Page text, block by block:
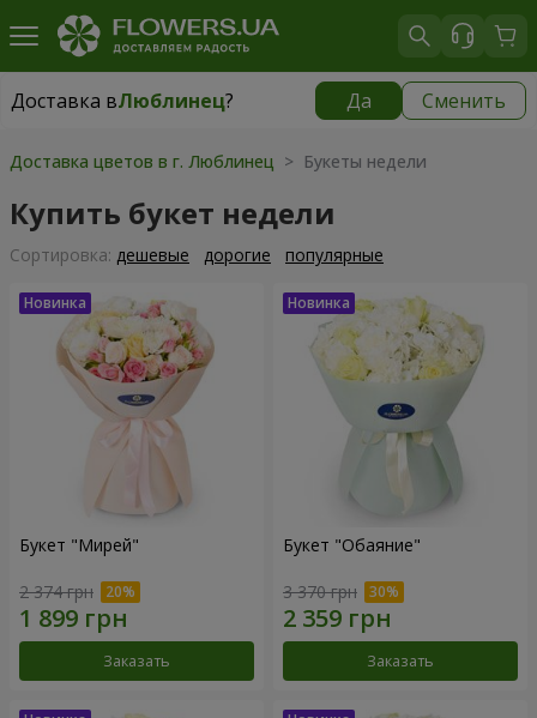
Доставка вЛюблинец? Да Сменить
Доставка вЛюблинец|
Доставка цветов в г. Люблинец > Букеты недели
Купить букет недели
Cортировка: дешевые дорогие популярные
Букет "Мирей"
2 374 грн
Заказать
Букет "Обаяние"
3 370 грн
Заказать